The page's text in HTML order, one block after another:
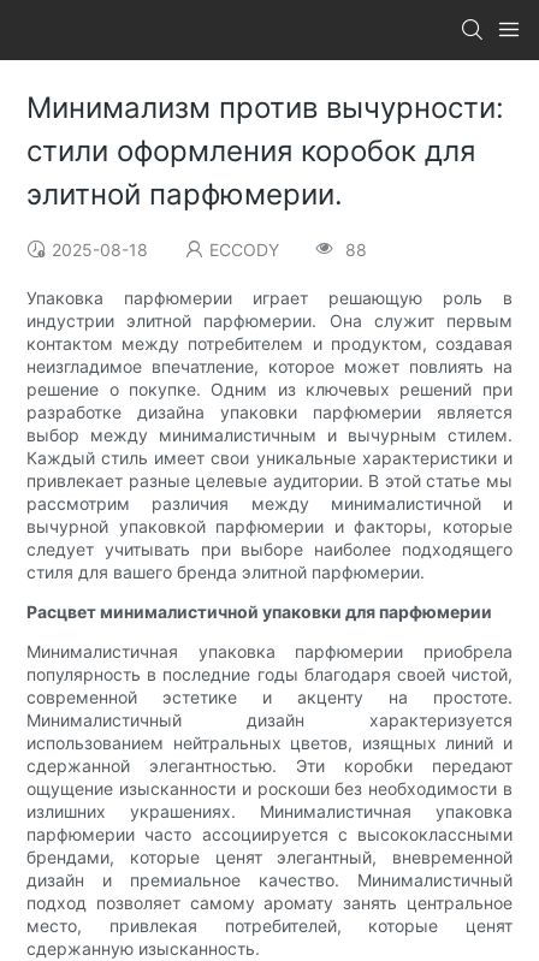
Минимализм против вычурности:
стили оформления коробок для
элитной парфюмерии.
2025-08-18 ECCODY 88
Упаковка парфюмерии играет решающую роль в
индустрии элитной парфюмерии. Она служит первым
контактом между потребителем и продуктом, создавая
неизгладимое впечатление, которое может повлиять на
решение о покупке. Одним из ключевых решений при
разработке дизайна упаковки парфюмерии является
выбор между минималистичным и вычурным стилем.
Каждый стиль имеет свои уникальные характеристики и
привлекает разные целевые аудитории. В этой статье мы
рассмотрим различия между минималистичной и
вычурной упаковкой парфюмерии и факторы, которые
следует учитывать при выборе наиболее подходящего
стиля для вашего бренда элитной парфюмерии.
Расцвет минималистичной упаковки для парфюмерии
Минималистичная упаковка парфюмерии приобрела
популярность в последние годы благодаря своей чистой,
современной эстетике и акценту на простоте.
Минималистичный дизайн характеризуется
использованием нейтральных цветов, изящных линий и
сдержанной элегантностью. Эти коробки передают
ощущение изысканности и роскоши без необходимости в
излишних украшениях. Минималистичная упаковка
парфюмерии часто ассоциируется с высококлассными
брендами, которые ценят элегантный, вневременной
дизайн и премиальное качество. Минималистичный
подход позволяет самому аромату занять центральное
место, привлекая потребителей, которые ценят
сдержанную изысканность.